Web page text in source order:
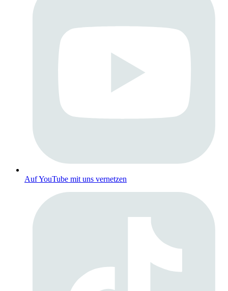
Auf YouTube mit uns vernetzen